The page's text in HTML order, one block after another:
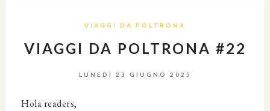
VIAGGI DA POLTRONA
VIAGGI DA POLTRONA #22
LUNEDÌ 23 GIUGNO 2025
Hola readers,